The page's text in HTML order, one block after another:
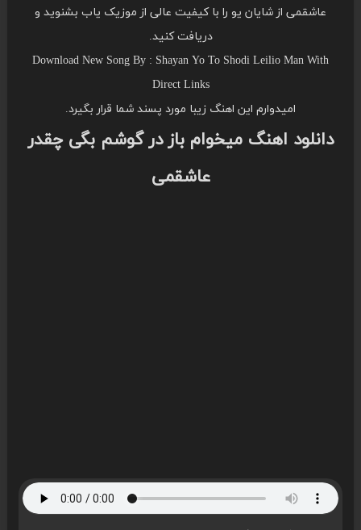
عاشقمی از شایان یو را با کیفیت عالی از موزیک یاب بشنوید و
دریافت کنید.
Download New Song By : Shayan Yo To Shodi Leilio Man With
Direct Links
امیدوارم این اهنگ زیبا مورد پسند شما قرار بگیرد.
دانلود اهنگ میخوام باز در گوشم بگی چقدر
عاشقمی